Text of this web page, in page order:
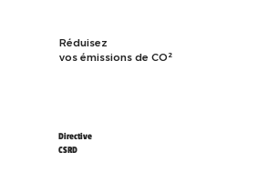
Réduisez
vos émissions de CO²
Directive
CSRD